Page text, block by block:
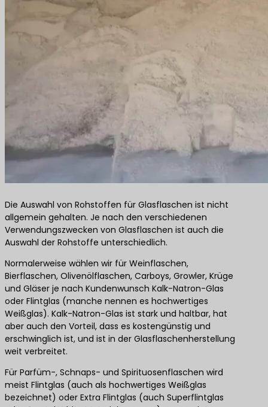
Die Auswahl von Rohstoffen für Glasflaschen ist nicht
allgemein gehalten. Je nach den verschiedenen
Verwendungszwecken von Glasflaschen ist auch die
Auswahl der Rohstoffe unterschiedlich.
Normalerweise wählen wir für Weinflaschen,
Bierflaschen, Olivenölflaschen, Carboys, Growler, Krüge
und Gläser je nach Kundenwunsch Kalk-Natron-Glas
oder Flintglas (manche nennen es hochwertiges
Weißglas). Kalk-Natron-Glas ist stark und haltbar, hat
aber auch den Vorteil, dass es kostengünstig und
erschwinglich ist, und ist in der Glasflaschenherstellung
weit verbreitet.
Für Parfüm-, Schnaps- und Spirituosenflaschen wird
meist Flintglas (auch als hochwertiges Weißglas
bezeichnet) oder Extra Flintglas (auch Superflintglas